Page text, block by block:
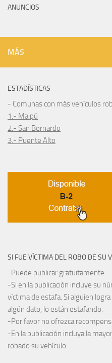
ANUNCIOS
MÁS
ESTADÍSTICAS
- Comunas con más vehículos
1.- Maipú
2.- San Bernardo
3.- Puente Alto
SI FUE VÍCTIMA DEL ROBO DE SU
-Puede publicar gratuitamente.
-Si en la publicación incluye su
víctima de estafa. Si alguien
algún dato, lo están estafando.
-Por favor no ofrezca
-En la publicación incluya la
robado su vehículo.